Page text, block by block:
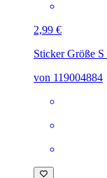
2,99 €
Sticker Größe
von 119004884